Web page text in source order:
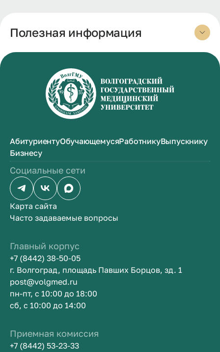
Полезная информация
АбитуриентуОбучающемусяРаботникуВыпускнику
Бизнесу
Социальные сети
Карта сайта
Часто задаваемые вопросы
Главный корпус
+7 (8442) 38-50-05
г. Волгоград, площадь Павших Борцов, зд. 1
post@volgmed.ru
пн-пт, с 10:00 до 18:00
сб, с 10:00 до 14:00
Приемная комиссия
+7 (8442) 53-23-33